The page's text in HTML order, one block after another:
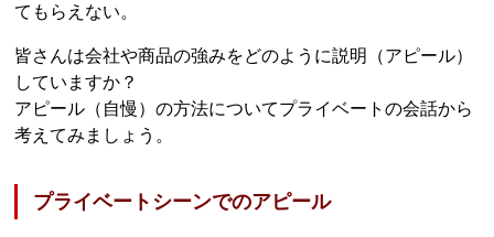
てもらえない。
皆さんは会社や商品の強みをどのように説明（アピール）
していますか？
アピール（自慢）の方法についてプライベートの会話から
考えてみましょう。
プライベートシーンでのアピール